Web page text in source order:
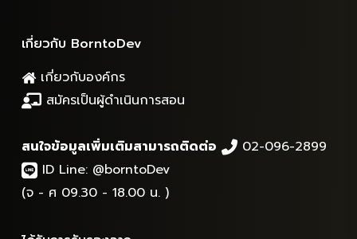
เกี่ยวกับ BorntoDev
เกี่ยวกับองค์กร
สมัครเป็นผู้ดำเนินการสอน
สนใจข้อมูลเพิ่มเติมสามารถติดต่อ
02-096-2899
ID Line: @borntoDev
(จ - ศ 09.30 - 18.00 น. )